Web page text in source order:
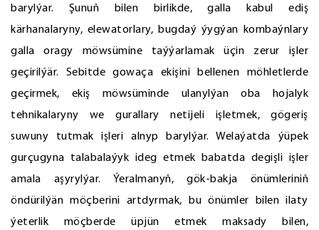
barylýar. Şunuň bilen birlikde, galla kabul ediş
kärhanalaryny, elewatorlary, bugdaý ýygýan kombaýnlary
galla oragy möwsümine taýýarlamak üçin zerur işler
geçirilýär. Sebitde gowaça ekişini bellenen möhletlerde
geçirmek, ekiş möwsüminde ulanylýan oba hojalyk
tehnikalaryny we gurallary netijeli işletmek, gögeriş
suwuny tutmak işleri alnyp barylýar. Welaýatda ýüpek
gurçugyna talabalaýyk ideg etmek babatda degişli işler
amala aşyrylýar. Ýeralmanyň, gök-bakja önümleriniň
öndürilýän möçberini artdyrmak, bu önümler bilen ilaty
ýeterlik möçberde üpjün etmek maksady bilen,